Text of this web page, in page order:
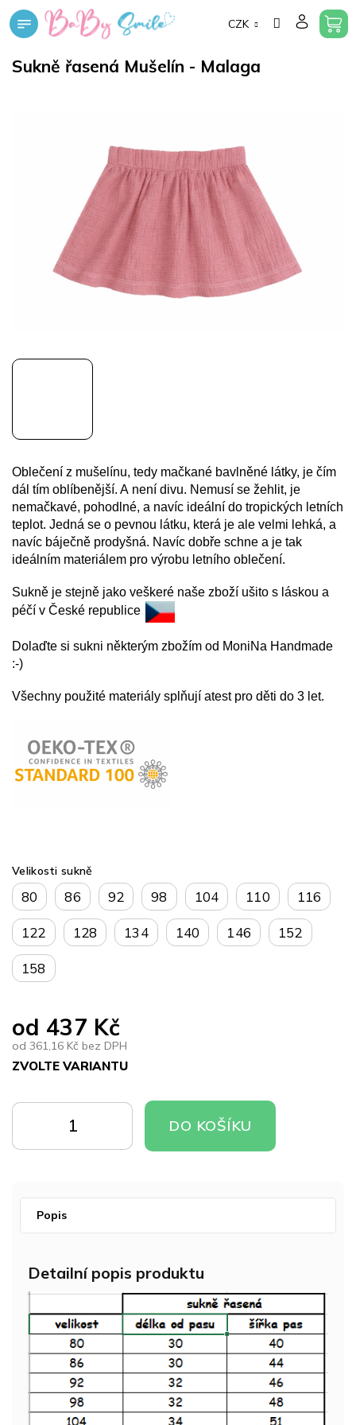
Přejít
na
CZK
Sukně řasená Mušelín - Malaga
od 437 Kč
od 361,16 Kč bez DPH
ZVOLTE VARIANTU
cena:
Velikosti sukně
80 86 92 98 104 110 116
122 128 134 140 146 152
158
KOŠÍKU
KOŠÍKU
DO KOŠÍKU
Oblečení z mušelínu, tedy mačkané bavlněné látky, je čím
dál tím oblíbenější. A není divu. Nemusí se žehlit, je
nemačkavé, pohodlné, a navíc ideální do tropických letních
teplot. Jedná se o pevnou látku, která je ale velmi lehká, a
navíc báječně prodyšná. Navíc dobře schne a je tak
ideálním materiálem pro výrobu letního oblečení.
Sukně je stejně jako veškeré naše zboží ušito s láskou a
péčí v České republice
Dolaďte si sukni některým zbožím od MoniNa Handmade
:-)
Všechny použité materiály splňují atest pro děti do 3 let.
Popis
Detailní popis produktu